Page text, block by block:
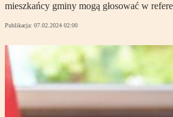
mieszkańcy gminy mogą głosować w
Publikacja: 07.02.2024 02:00